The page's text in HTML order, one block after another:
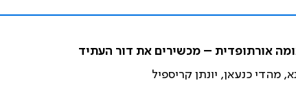
אורתופדית – מכשירים את דור העתיד
מהדי כנעאן, יונתן קריספיל